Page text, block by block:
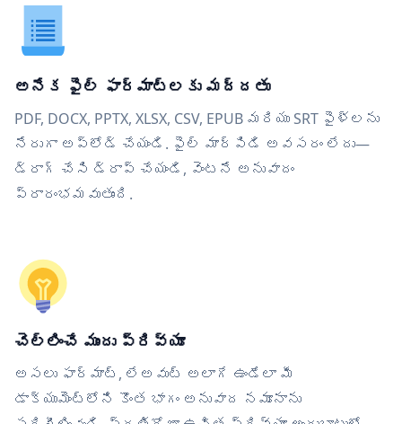
అనేక ఫైల్ ఫార్మాట్‌లకు మద్దతు
PDF, DOCX, PPTX, XLSX, CSV, EPUB మరియు SRT ఫైళ్లను
నేరుగా అప్‌లోడ్ చేయండి. ఫైల్ మార్పిడి అవసరం లేదు—
డ్రాగ్ చేసి డ్రాప్ చేయండి, వెంటనే అనువాదం
ప్రారంభమవుతుంది.
చెల్లించే ముందు ప్రివ్యూ
అసలు ఫార్మాట్, లేఅవుట్ అలాగే ఉండేలా మీ
డాక్యుమెంట్‌లోని కొంత భాగం అనువాద నమూనాను